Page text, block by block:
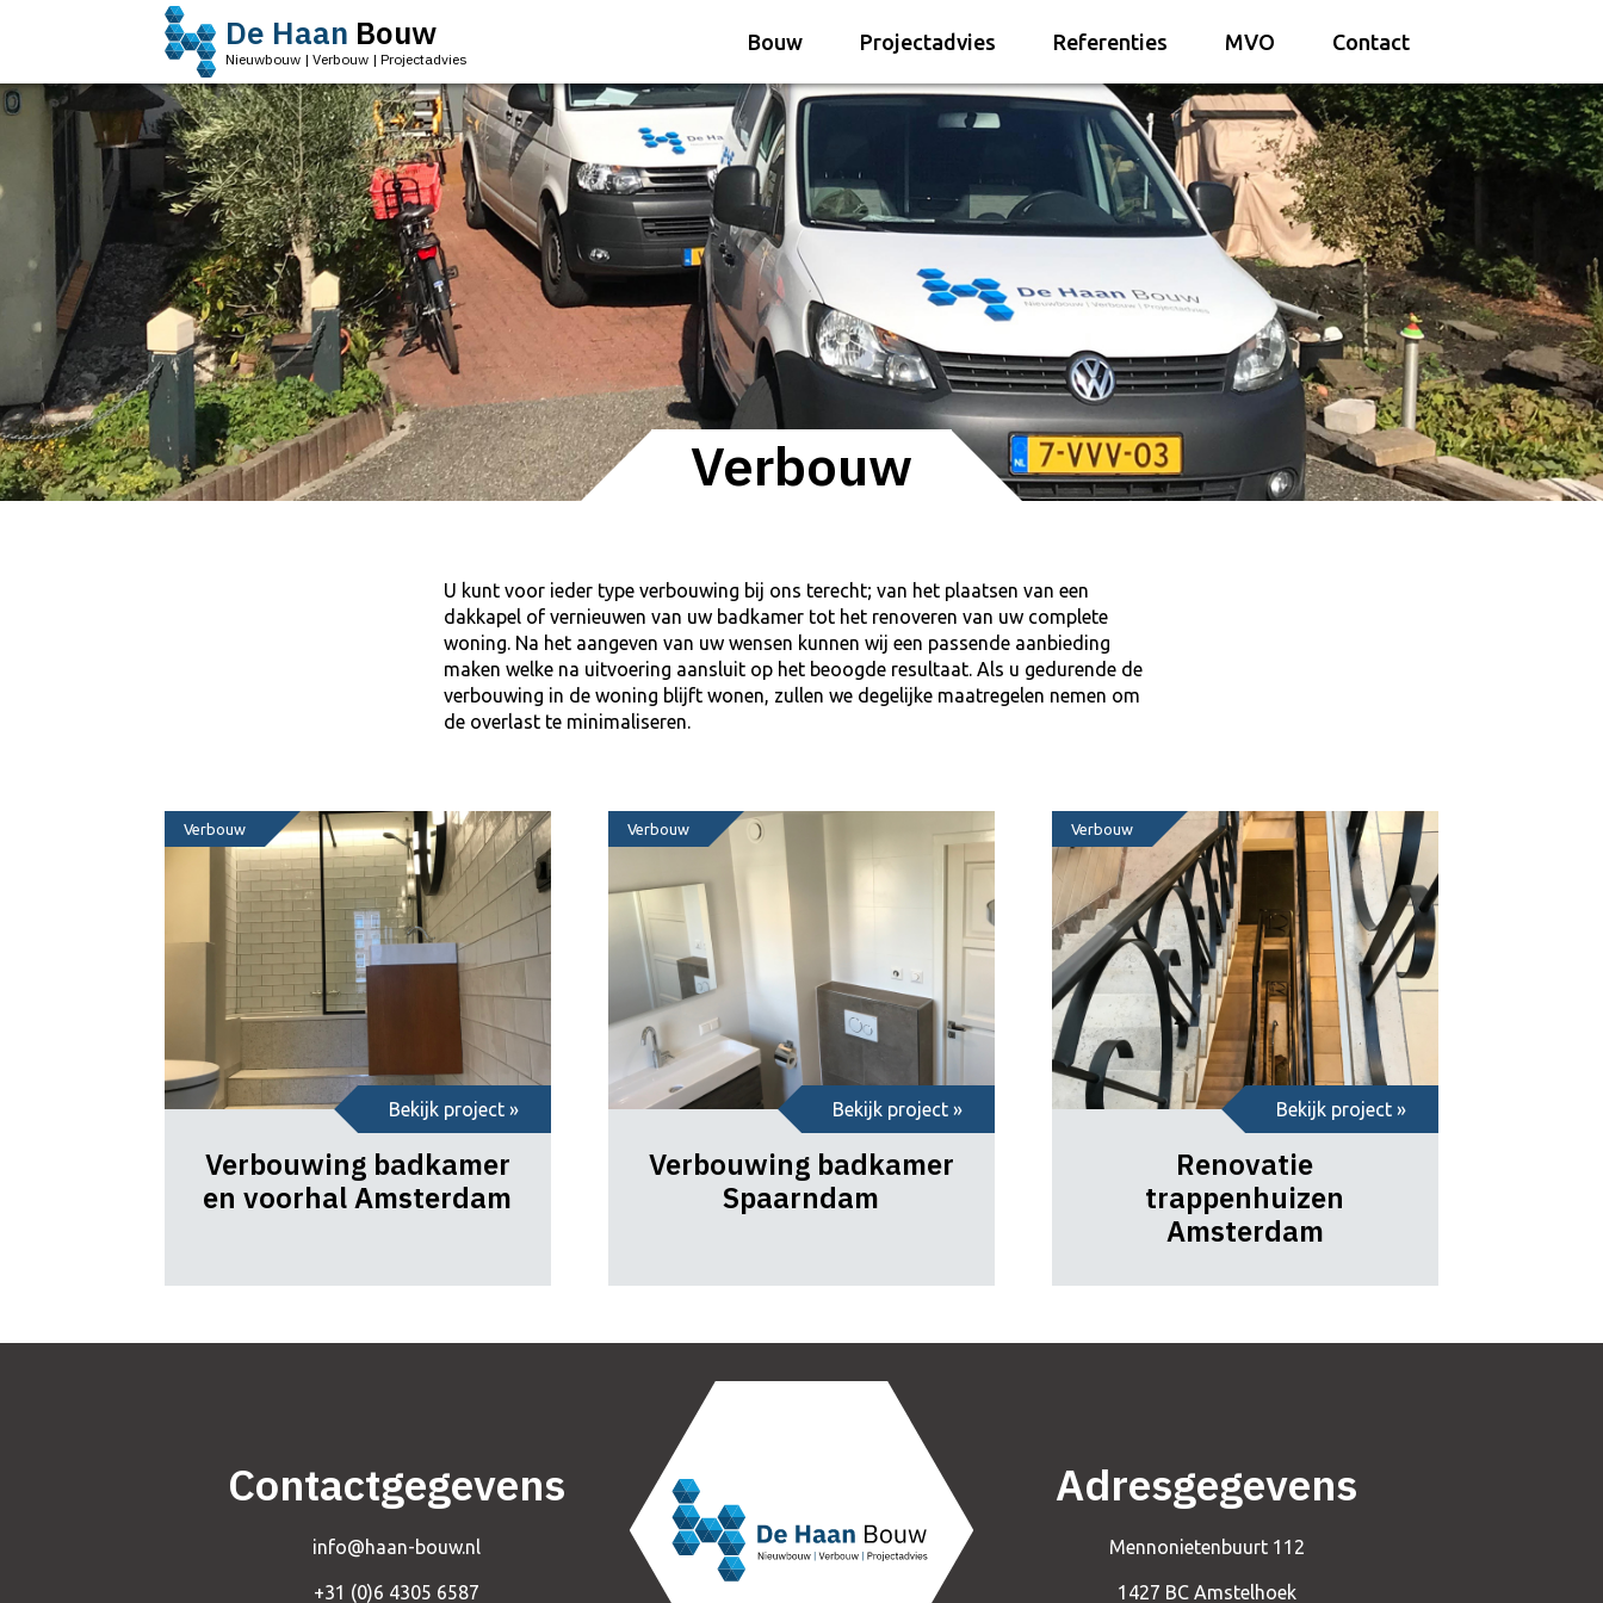
De Haan Bouw
Nieuwbouw | Verbouw | Projectadvies
Bouw Projectadvies Referenties MVO Contact
Verbouw
U kunt voor ieder type verbouwing bij ons terecht; van het plaatsen van een
dakkapel of vernieuwen van uw badkamer tot het renoveren van uw complete
woning. Na het aangeven van uw wensen kunnen wij een passende aanbieding
maken welke na uitvoering aansluit op het beoogde resultaat. Als u gedurende de
verbouwing in de woning blijft wonen, zullen we degelijke maatregelen nemen om
de overlast te minimaliseren.
Verbouw
Bekijk project »
Verbouwing badkamer
en voorhal Amsterdam
Verbouw
Bekijk project »
Verbouwing badkamer
Spaarndam
Verbouw
Bekijk project »
Renovatie
trappenhuizen
Amsterdam
Contactgegevens
info@haan-bouw.nl
+31 (0)6 4305 6587
Adresgegevens
Mennonietenbuurt 112
1427 BC Amstelhoek